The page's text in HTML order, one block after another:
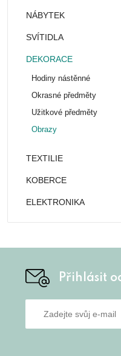
NÁBYTEK
SVÍTIDLA
DEKORACE
Hodiny nástěnné
Okrasné předměty
Užitkové předměty
Obrazy
TEXTILIE
KOBERCE
ELEKTRONIKA
Přihlásit